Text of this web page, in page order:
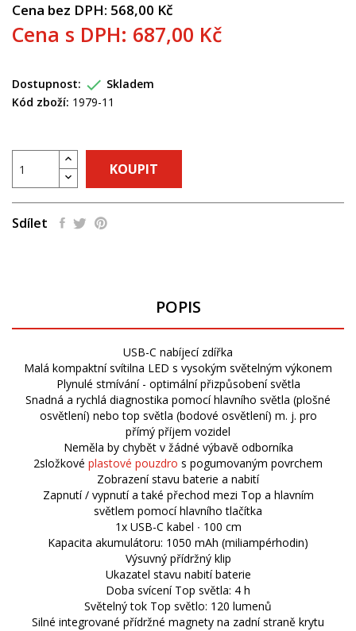
Cena bez DPH: 568,00 Kč
Cena s DPH: 687,00 Kč
Dostupnost:  Skladem
Kód zboží: 1979-11
KOUPIT
Sdílet
POPIS
USB-C nabíjecí zdířka
Malá kompaktní svítilna LED s vysokým světelným výkonem
Plynulé stmívání - optimální přizpůsobení světla
Snadná a rychlá diagnostika pomocí hlavního světla (plošné
osvětlení) nebo top světla (bodové osvětlení) m. j. pro
přímý příjem vozidel
Neměla by chybět v žádné výbavě odborníka
2složkové plastové pouzdro s pogumovaným povrchem
Zobrazení stavu baterie a nabití
Zapnutí / vypnutí a také přechod mezi Top a hlavním
světlem pomocí hlavního tlačítka
1x USB-C kabel ∙ 100 cm
Kapacita akumulátoru: 1050 mAh (miliampérhodin)
Výsuvný přídržný klip
Ukazatel stavu nabití baterie
Doba svícení Top světla: 4 h
Světelný tok Top světlo: 120 lumenů
Silné integrované přídržné magnety na zadní straně krytu